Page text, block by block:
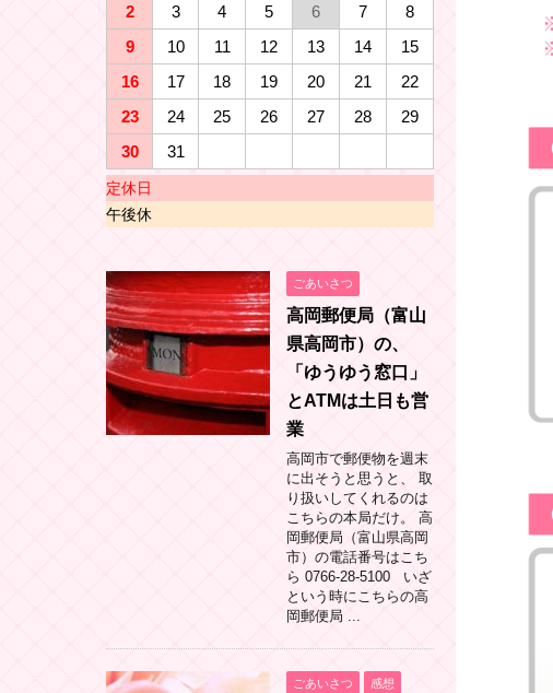
2
3 4 5 6 7
8
9
10 11 12 13 14
15
16
17 18 19 20 21
22
23
24 25 26 27 28
29
30
31
定休日
午後休
ごあいさつ
高岡郵便局（富山
県高岡市）の、
「ゆうゆう窓口」
とATMは土日も営
業
高岡市で郵便物を週末
に出そうと思うと、 取
り扱いしてくれるのは
こちらの本局だけ。 高
岡郵便局（富山県高岡
市）の電話番号はこち
ら 0766-28-5100 いざ
という時にこちらの高
岡郵便局 ...
ごあいさつ 感想